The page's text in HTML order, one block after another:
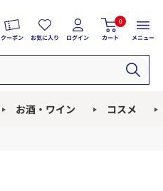
クーポン お気に入り ログイン
0
カート メニュー
お酒・ワイン コスメ